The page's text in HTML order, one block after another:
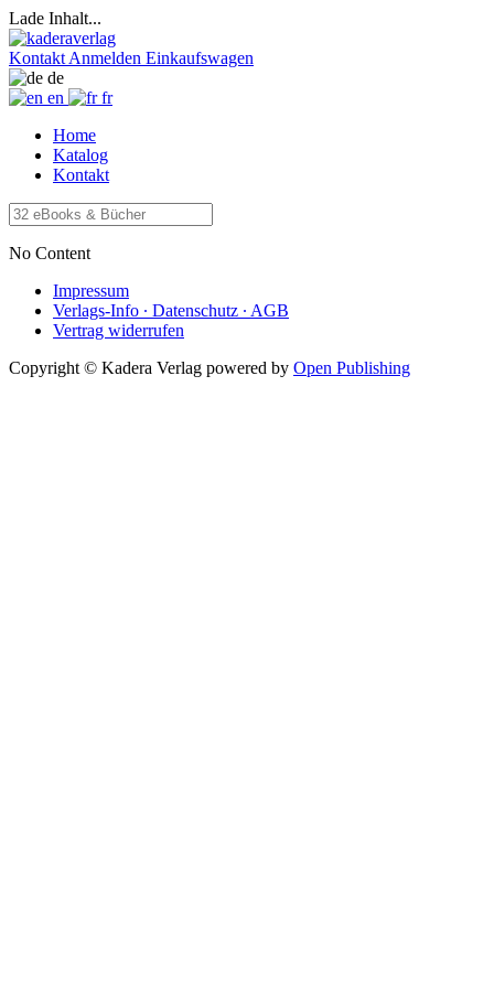
Lade Inhalt...
Kontakt Anmelden Einkaufswagen
de
en
fr
Home
Katalog
Kontakt
No Content
Impressum
Verlags-Info ∙ Datenschutz ∙ AGB
Vertrag widerrufen
Copyright © Kadera Verlag powered by Open Publishing